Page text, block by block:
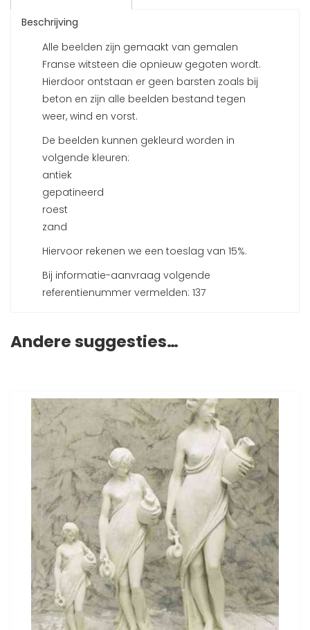
Beschrijving
Alle beelden zijn gemaakt van gemalen
Franse witsteen die opnieuw gegoten wordt.
Hierdoor ontstaan er geen barsten zoals bij
beton en zijn alle beelden bestand tegen
weer, wind en vorst.
De beelden kunnen gekleurd worden in
volgende kleuren:
antiek
gepatineerd
roest
zand
Hiervoor rekenen we een toeslag van 15%.
Bij informatie-aanvraag volgende
referentienummer vermelden: 137
Andere suggesties…